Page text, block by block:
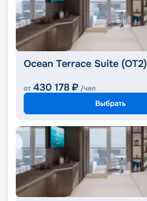
Ocean Terrace Suite (OT2)
от 430 178 ₽ /чел
Выбрать